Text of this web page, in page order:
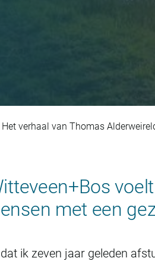
van
Het verhaal van Thomas
met een
ik zeven jaar geleden